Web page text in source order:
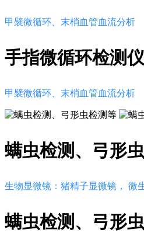
甲襞微循环、末梢血管血流分析
手指微循环检测仪
甲襞微循环、末梢血管血流分析
螨虫检测、弓形
生物显微镜：猪精子显微镜， 微
螨虫检测、弓形